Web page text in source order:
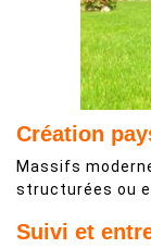
Création
Massifs
structurées ou
Suivi et